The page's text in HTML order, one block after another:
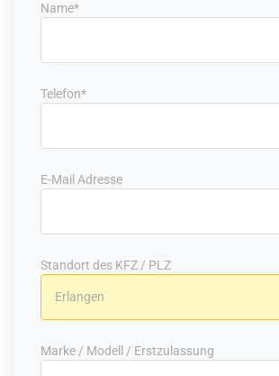
Name*
Telefon*
E-Mail Adresse
Standort des KFZ / PLZ
Marke / Modell / Erstzulassung